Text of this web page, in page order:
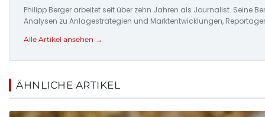
Philipp Berger arbeitet seit über zehn Jahren als Journalist. Seine
Analysen zu Anlagestrategien und Marktentwicklungen,
Alle Artikel ansehen →
ÄHNLICHE ARTIKEL